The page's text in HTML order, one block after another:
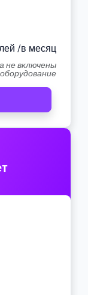
/в месяц
не включены